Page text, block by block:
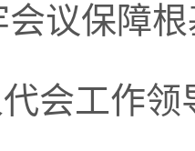
会议保障
会工作